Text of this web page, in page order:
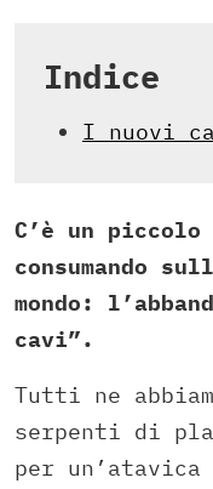
Indice
I nuovi
C’è un
consumando
mondo:
cavi”.
Tutti ne
serpenti di
per